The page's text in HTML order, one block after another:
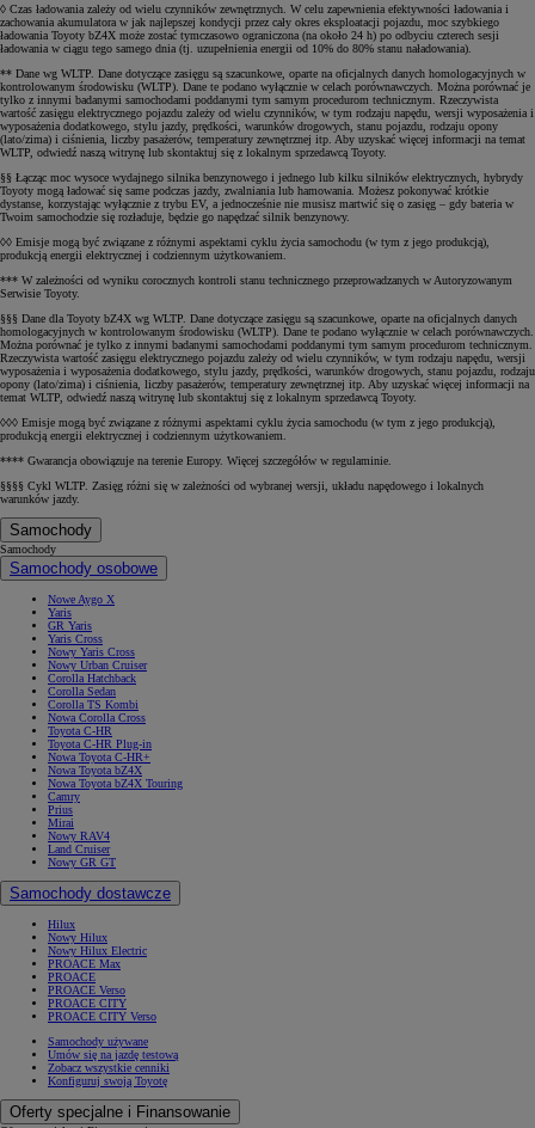
◊ Czas ładowania zależy od wielu czynników zewnętrznych. W celu zapewnienia efektywności ładowania i
zachowania akumulatora w jak najlepszej kondycji przez cały okres eksploatacji pojazdu, moc szybkiego
ładowania Toyoty bZ4X może zostać tymczasowo ograniczona (na około 24 h) po odbyciu czterech sesji
ładowania w ciągu tego samego dnia (tj. uzupełnienia energii od 10% do 80% stanu naładowania).
** Dane wg WLTP. Dane dotyczące zasięgu są szacunkowe, oparte na oficjalnych danych homologacyjnych w
kontrolowanym środowisku (WLTP). Dane te podano wyłącznie w celach porównawczych. Można porównać je
tylko z innymi badanymi samochodami poddanymi tym samym procedurom technicznym. Rzeczywista
wartość zasięgu elektrycznego pojazdu zależy od wielu czynników, w tym rodzaju napędu, wersji wyposażenia i
wyposażenia dodatkowego, stylu jazdy, prędkości, warunków drogowych, stanu pojazdu, rodzaju opony
(lato/zima) i ciśnienia, liczby pasażerów, temperatury zewnętrznej itp. Aby uzyskać więcej informacji na temat
WLTP, odwiedź naszą witrynę lub skontaktuj się z lokalnym sprzedawcą Toyoty.
§§ Łącząc moc wysoce wydajnego silnika benzynowego i jednego lub kilku silników elektrycznych, hybrydy
Toyoty mogą ładować się same podczas jazdy, zwalniania lub hamowania. Możesz pokonywać krótkie
dystanse, korzystając wyłącznie z trybu EV, a jednocześnie nie musisz martwić się o zasięg – gdy bateria w
Twoim samochodzie się rozładuje, będzie go napędzać silnik benzynowy.
◊◊ Emisje mogą być związane z różnymi aspektami cyklu życia samochodu (w tym z jego produkcją),
produkcją energii elektrycznej i codziennym użytkowaniem.
*** W zależności od wyniku corocznych kontroli stanu technicznego przeprowadzanych w Autoryzowanym
Serwisie Toyoty.
§§§ Dane dla Toyoty bZ4X wg WLTP. Dane dotyczące zasięgu są szacunkowe, oparte na oficjalnych danych
homologacyjnych w kontrolowanym środowisku (WLTP). Dane te podano wyłącznie w celach porównawczych.
Można porównać je tylko z innymi badanymi samochodami poddanymi tym samym procedurom technicznym.
Rzeczywista wartość zasięgu elektrycznego pojazdu zależy od wielu czynników, w tym rodzaju napędu, wersji
wyposażenia i wyposażenia dodatkowego, stylu jazdy, prędkości, warunków drogowych, stanu pojazdu, rodzaju
opony (lato/zima) i ciśnienia, liczby pasażerów, temperatury zewnętrznej itp. Aby uzyskać więcej informacji na
temat WLTP, odwiedź naszą witrynę lub skontaktuj się z lokalnym sprzedawcą Toyoty.
◊◊◊ Emisje mogą być związane z różnymi aspektami cyklu życia samochodu (w tym z jego produkcją),
produkcją energii elektrycznej i codziennym użytkowaniem.
**** Gwarancja obowiązuje na terenie Europy. Więcej szczegółów w regulaminie.
§§§§ Cykl WLTP. Zasięg różni się w zależności od wybranej wersji, układu napędowego i lokalnych
warunków jazdy.
Samochody
Samochody
Samochody osobowe
Nowe Aygo X
Yaris
GR Yaris
Yaris Cross
Nowy Yaris Cross
Nowy Urban Cruiser
Corolla Hatchback
Corolla Sedan
Corolla TS Kombi
Nowa Corolla Cross
Toyota C-HR
Toyota C-HR Plug-in
Nowa Toyota C-HR+
Nowa Toyota bZ4X
Nowa Toyota bZ4X Touring
Camry
Prius
Mirai
Nowy RAV4
Land Cruiser
Nowy GR GT
Samochody dostawcze
Hilux
Nowy Hilux
Nowy Hilux Electric
PROACE Max
PROACE
PROACE Verso
PROACE CITY
PROACE CITY Verso
Samochody używane
Umów się na jazdę testową
Zobacz wszystkie cenniki
Konfiguruj swoją Toyotę
Oferty specjalne i Finansowanie